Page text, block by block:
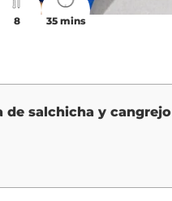
8 35 mins
de salchicha y cangrejo